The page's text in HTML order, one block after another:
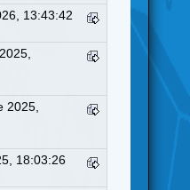
13:43:42
2025,
18:03:26